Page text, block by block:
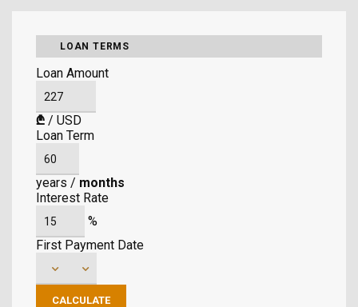
LOAN TERMS
Loan Amount
₾ / USD
Loan Term
years / months
Interest Rate
%
First Payment Date